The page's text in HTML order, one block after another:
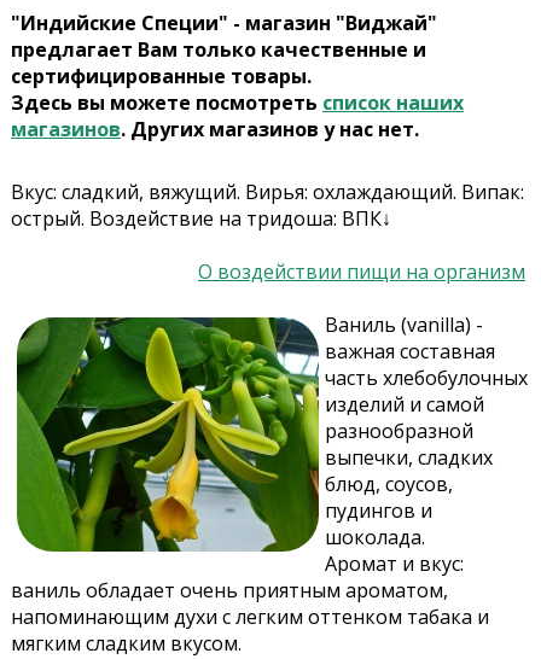
"Индийские Специи" - магазин "Виджай"
предлагает Вам только качественные и
сертифицированные товары.
Здесь вы можете посмотреть список наших
магазинов. Других магазинов у нас нет.
Вкус: сладкий, вяжущий. Вирья: охлаждающий. Випак:
острый. Воздействие на тридоша: ВПК↓
О воздействии пищи на организм
Ваниль (vanilla) -
важная составная
часть хлебобулочных
изделий и самой
разнообразной
выпечки, сладких
блюд, соусов,
пудингов и
шоколада.
Аромат и вкус:
ваниль обладает очень приятным ароматом,
напоминающим духи с легким оттенком табака и
мягким сладким вкусом.